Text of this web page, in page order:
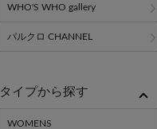
WHO'S WHO gallery
パルクロ CHANNEL
タイプから探す
WOMENS